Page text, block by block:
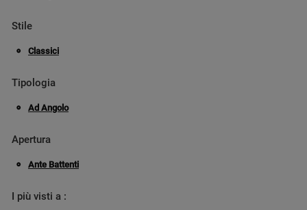
Stile
Classici
Tipologia
Ad Angolo
Apertura
Ante Battenti
I più visti a :